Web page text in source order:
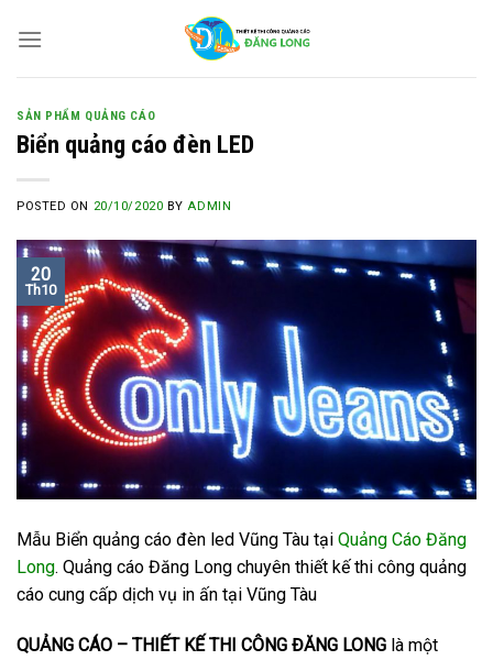
SẢN PHẨM QUẢNG CÁO
Biển quảng cáo đèn LED
POSTED ON 20/10/2020 BY ADMIN
20
Th10
Mẫu Biển quảng cáo đèn led Vũng Tàu tại Quảng Cáo Đăng
Long. Quảng cáo Đăng Long chuyên thiết kế thi công quảng
cáo cung cấp dịch vụ in ấn tại Vũng Tàu
QUẢNG CÁO – THIẾT KẾ THI CÔNG ĐĂNG LONG là một